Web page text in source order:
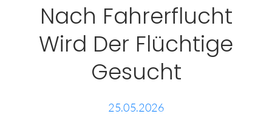
Aktuelles
Über uns
Nach Fahrerflucht
Wird Der Flüchtige
Gesucht
25.05.2026